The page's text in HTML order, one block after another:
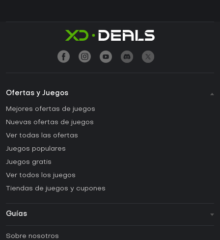
Ofertas y Juegos
Mejores ofertas de juegos
Nuevas ofertas de juegos
Ver todas las ofertas
Juegos populares
Juegos gratis
Ver todos los juegos
Tiendas de juegos y cupones
Guías
Sobre nosotros